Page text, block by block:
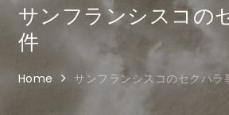
サンフランシスコの
件
Home サンフランシスコのセクハラ